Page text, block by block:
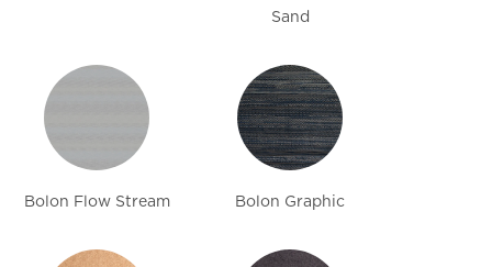
Sand
Bolon Flow Stream Bolon Graphic